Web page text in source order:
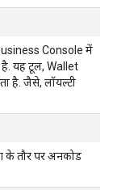
Console में
है. यह टूल, Wallet
है. जैसे, लॉयल्टी
के तौर पर अनकोड